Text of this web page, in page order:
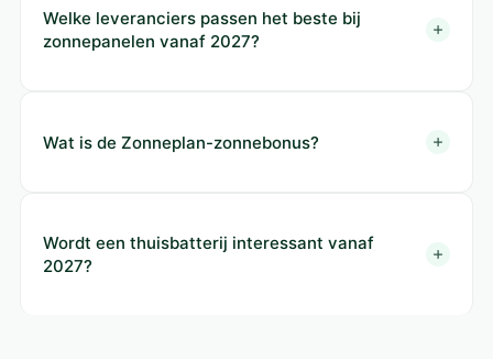
Welke leveranciers passen het beste bij
zonnepanelen vanaf 2027?
Wat is de Zonneplan-zonnebonus?
Wordt een thuisbatterij interessant vanaf
2027?